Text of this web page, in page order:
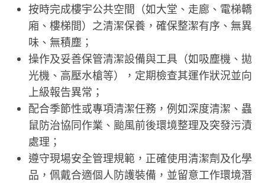
按時完成樓宇公共空間（如大堂、走廊、電梯轎
廂、樓梯間）之清潔保養，確保整潔有序、無異
味、無積塵；
操作及妥善保管清潔設備與工具（如吸塵機、拋
光機、高壓水槍等），定期檢查其運作狀況並向
上級報告異常；
配合季節性或專項清潔任務，例如深度清潔、蟲
鼠防治協同作業、颱風前後環境整理及突發污漬
處理；
遵守現場安全管理規範，正確使用清潔劑及化學
品，佩戴合適個人防護裝備，並留意工作環境潛